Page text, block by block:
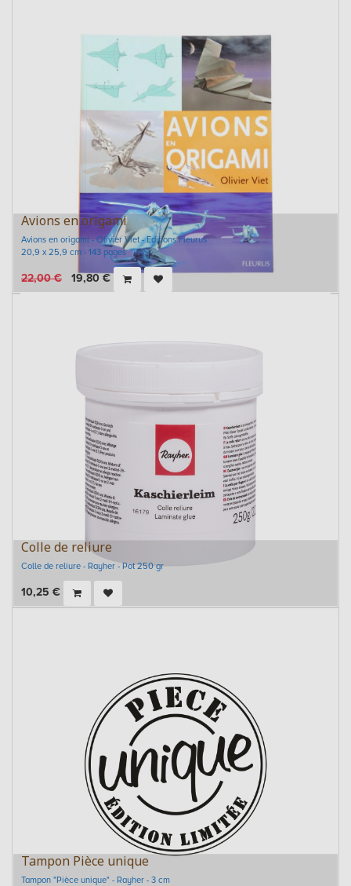
Avions en origami
Avions en origami - Olivier Viet - Editions Fleurus
20,9 x 25,9 cm - 143 pages
22,00€ 19,80 €
Colle de reliure
Colle de reliure - Rayher - Pot 250 gr
10,25 €
Tampon Pièce unique
Tampon "Pièce unique" - Rayher - 3 cm